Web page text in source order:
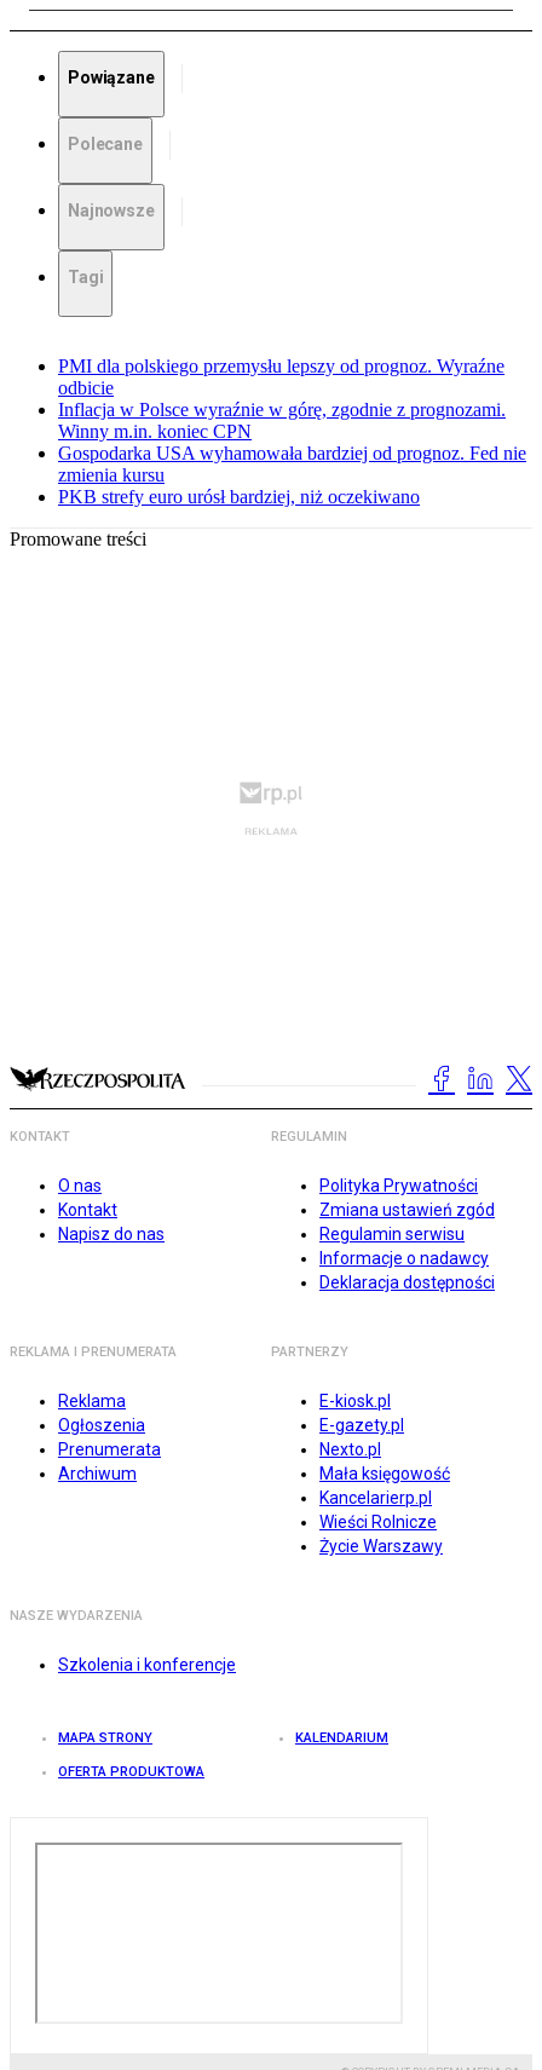
Powiązane
Polecane
Najnowsze
Tagi
PMI dla polskiego przemysłu lepszy od prognoz. Wyraźne
odbicie
Inflacja w Polsce wyraźnie w górę, zgodnie z prognozami.
Winny m.in. koniec CPN
Gospodarka USA wyhamowała bardziej od prognoz. Fed nie
zmienia kursu
PKB strefy euro urósł bardziej, niż oczekiwano
Promowane treści
KONTAKT
O nas
Kontakt
Napisz do nas
REGULAMIN
Polityka Prywatności
Zmiana ustawień zgód
Regulamin serwisu
Informacje o nadawcy
Deklaracja dostępności
REKLAMA I PRENUMERATA
Reklama
Ogłoszenia
Prenumerata
Archiwum
PARTNERZY
E-kiosk.pl
E-gazety.pl
Nexto.pl
Mała księgowość
Kancelarierp.pl
Wieści Rolnicze
Życie Warszawy
NASZE WYDARZENIA
Szkolenia i konferencje
MAPA STRONY KALENDARIUM
OFERTA PRODUKTOWA